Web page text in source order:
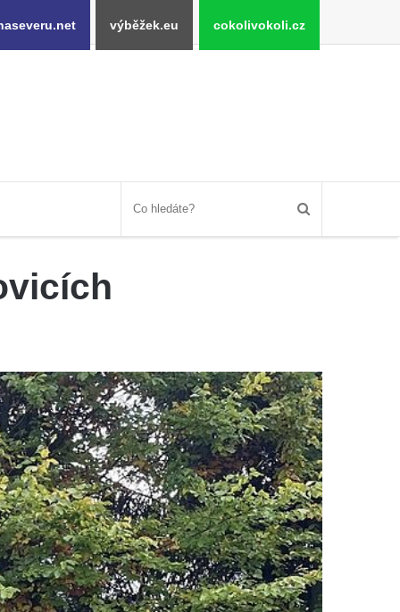
výběžek.eu cokolivokoli.cz